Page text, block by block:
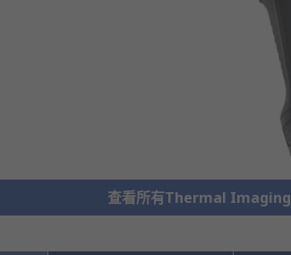
查看所有Thermal